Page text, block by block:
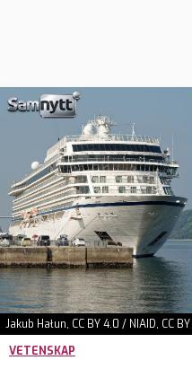
Jakub Hałun, CC BY 4.0 / NIAID, CC
VETENSKAP